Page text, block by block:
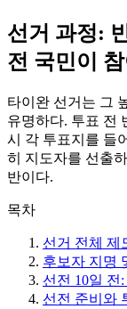
선거 과정:
전 국민이
타이완 선거는 그
유명하다. 투표 전
시 각 투표지를 들
히 지도자를 선출
반이다.
목차
선거 전체 제
후보자 지명
선전 10일 전
선전 준비와